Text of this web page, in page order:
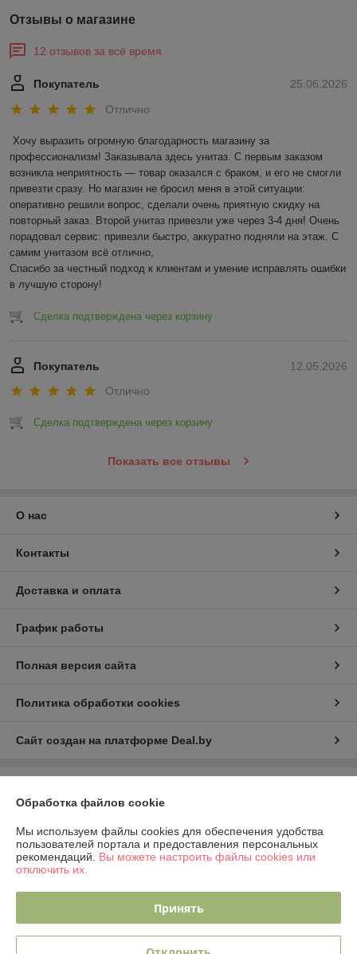
Отзывы о магазине
12 отзывов за всё время
25.06.2026
Покупатель
Отлично
Хочу выразить огромную благодарность магазину за
профессионализм! Заказывала здесь унитаз. С первым заказом
возникла неприятность — товар оказался с браком, и его не смогли
привезти сразу. Но магазин не бросил меня в этой ситуации:
оперативно решили вопрос, сделали очень приятную скидку на
повторный заказ. Второй унитаз привезли уже через 3-4 дня! Очень
порадовал сервис: привезли быстро, аккуратно подняли на этаж. С
самим унитазом всё отлично,
Спасибо за честный подход к клиентам и умение исправлять ошибки
в лучшую сторону!
Сделка подтверждена через корзину
12.05.2026
Покупатель
Отлично
Сделка подтверждена через корзину
Показать все отзывы
О нас
Контакты
Доставка и оплата
График работы
Полная версия сайта
Политика обработки cookies
Сайт создан на платформе Deal.by
224023 г.Брест, ул. Грюнвальдская, 4, кв.1.
Регистрационный номер ЕГР: 291924234
Регистрационный орган: Администрация Московского района г.Бреста
Обработка файлов cookie
Мы используем файлы cookies для обеспечения удобства
пользователей портала и предоставления персональных
рекомендаций. Вы можете настроить файлы cookies или
отключить их.
Принять